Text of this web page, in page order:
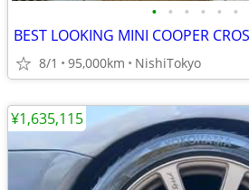
• • • • • •
8/1 95,000km NishiTokyo
¥1,635,115